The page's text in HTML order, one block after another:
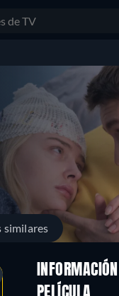
similares
PELÍCULA